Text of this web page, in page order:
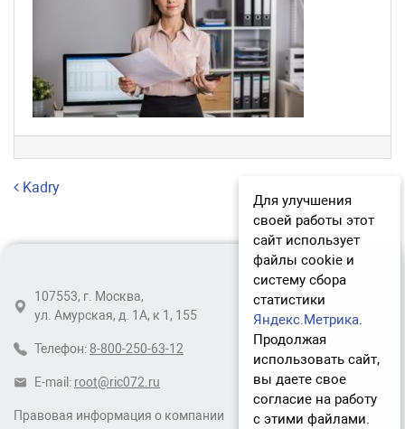
Навигация по записям
Kadry
Правовая информация о компании
107553, г. Москва,
ул. Амурская, д. 1А, к 1, 155
Телефон: 8-800-250-63-12
E-mail: root@ric072.ru
Для улучшения
своей работы этот
сайт использует
файлы cookie и
систему сбора
статистики
Яндекс.Метрика.
Продолжая
использовать сайт,
вы даете свое
согласие на работу
с этими файлами.